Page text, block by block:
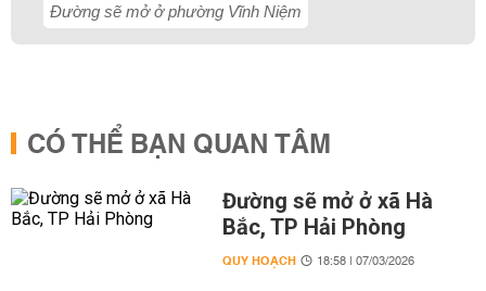
Đường sẽ mở ở phường Vĩnh Niệm
CÓ THỂ BẠN QUAN TÂM
Đường sẽ mở ở xã Hà
Bắc, TP Hải Phòng
QUY HOẠCH 18:58 | 07/03/2026